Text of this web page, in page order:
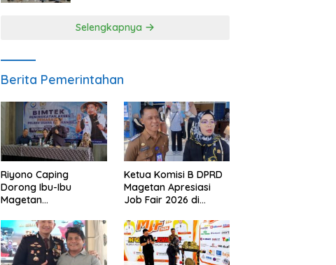
Selengkapnya
Berita Pemerintahan
Riyono Caping
Dorong Ibu-Ibu
Magetan
Ikan, Perkuat Budaya
Gemar Makan Ikan
Ketua Komisi B DPRD
Magetan Apresiasi
Job Fair 2026 di
Anggaran